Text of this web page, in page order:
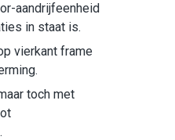
aandrijfeenheid
in staat is.
vierkant frame
toch met